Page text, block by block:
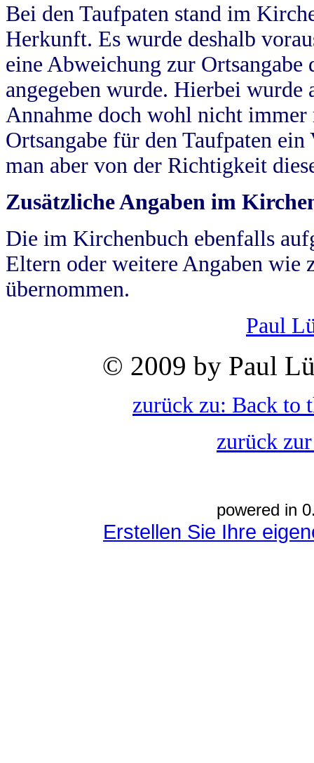
Bei den Taufpaten stand im
Herkunft. Es wurde deshalb
eine Abweichung zur
angegeben wurde. Hierbei wurde
Annahme doch wohl nicht
Ortsangabe für den Taufpaten
man aber von der Richtigkeit
Zusätzliche Angaben im
Die im Kirchenbuch ebenfalls
Eltern oder weitere Angaben wie
übernommen.
Paul
© 2009 by Paul
zurück zu: Back to
zurück
powered in
Erstellen Sie Ihre